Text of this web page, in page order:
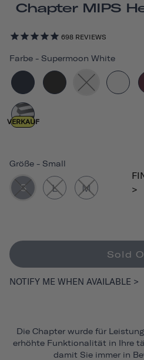
Chapter MIPS
698 REVIEWS
Farbe - Supermoon White
VERKAUF
Größe - Small
S L M
Sold
NOTIFY ME WHEN AVAILABLE >
Die Chapter wurde für
erhöhte Funktionalität in Ihre
damit Sie immer in